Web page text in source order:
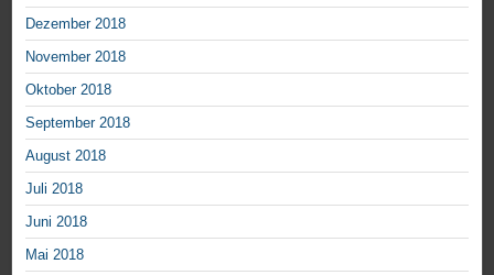
Dezember 2018
November 2018
Oktober 2018
September 2018
August 2018
Juli 2018
Juni 2018
Mai 2018